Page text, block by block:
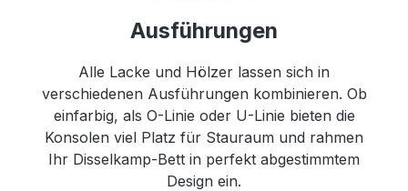
Ausführungen
Alle Lacke und Hölzer lassen sich in
verschiedenen Ausführungen kombinieren. Ob
einfarbig, als O-Linie oder U-Linie bieten die
Konsolen viel Platz für Stauraum und rahmen
Ihr Disselkamp-Bett in perfekt abgestimmtem
Design ein.